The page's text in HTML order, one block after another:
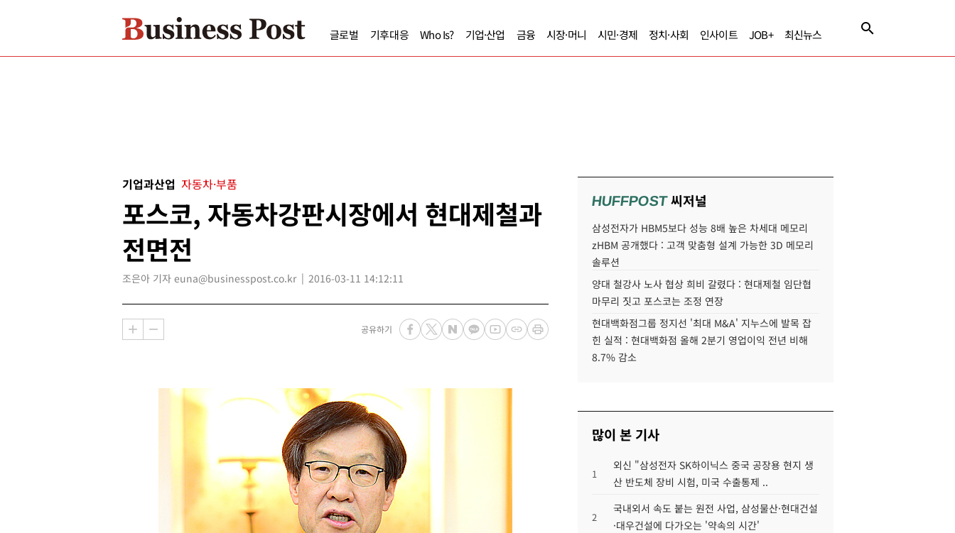
글로벌 기후대응 Who Is? 기업·산업 금융 시장·머니 시민·경제 정치·사회 인사이트 JOB+ 최신뉴스
기업과산업 자동차·부품
포스코, 자동차강판시장에서 현대제철과
전면전
조은아 기자 euna@businesspost.co.kr 2016-03-11 14:12:11
공유하기
HUFFPOST씨저널
삼성전자가 HBM5보다 성능 8배 높은 차세대 메모리
zHBM 공개했다 : 고객 맞춤형 설계 가능한 3D 메모리
솔루션
양대 철강사 노사 협상 희비 갈렸다 : 현대제철 임단협
마무리 짓고 포스코는 조정 연장
현대백화점그룹 정지선 '최대 M&A' 지누스에 발목 잡
힌 실적 : 현대백화점 올해 2분기 영업이익 전년 비해
8.7% 감소
많이 본 기사
1
외신 "삼성전자 SK하이닉스 중국 공장용 현지 생
산 반도체 장비 시험, 미국 수출통제 ..
2
국내외서 속도 붙는 원전 사업, 삼성물산·현대건설
·대우건설에 다가오는 '약속의 시간'